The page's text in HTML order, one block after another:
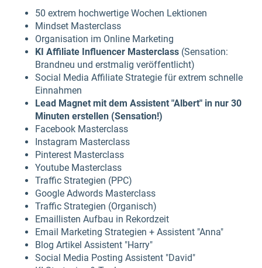
50 extrem hochwertige Wochen Lektionen
Mindset Masterclass
Organisation im Online Marketing
KI Affiliate Influencer Masterclass (Sensation:
Brandneu und erstmalig veröffentlicht)
Social Media Affiliate Strategie für extrem schnelle
Einnahmen
Lead Magnet mit dem Assistent "Albert" in nur 30
Minuten erstellen (Sensation!)
Facebook Masterclass
Instagram Masterclass
Pinterest Masterclass
Youtube Masterclass
Traffic Strategien (PPC)
Google Adwords Masterclass
Traffic Strategien (Organisch)
Emaillisten Aufbau in Rekordzeit
Email Marketing Strategien + Assistent "Anna"
Blog Artikel Assistent "Harry"
Social Media Posting Assistent "David"